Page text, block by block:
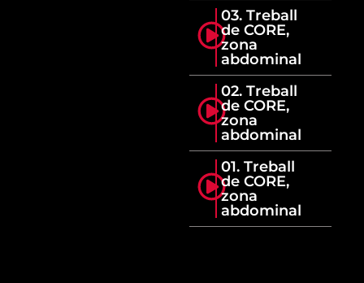
03. Treball
de CORE,
zona
abdominal
02. Treball
de CORE,
zona
abdominal
01. Treball
de CORE,
zona
abdominal